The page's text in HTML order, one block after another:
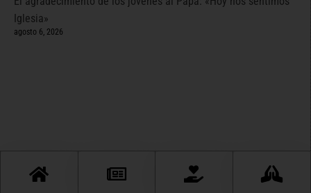
Iglesia»
agosto 6, 2026